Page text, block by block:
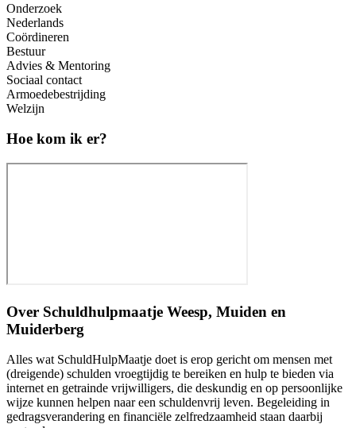
Onderzoek
Nederlands
Coördineren
Bestuur
Advies & Mentoring
Sociaal contact
Armoedebestrijding
Welzijn
Hoe kom ik er?
Over Schuldhulpmaatje Weesp, Muiden en
Muiderberg
Alles wat SchuldHulpMaatje doet is erop gericht om mensen met
(dreigende) schulden vroegtijdig te bereiken en hulp te bieden via
internet en getrainde vrijwilligers, die deskundig en op persoonlijke
wijze kunnen helpen naar een schuldenvrij leven. Begeleiding in
gedragsverandering en financiële zelfredzaamheid staan daarbij